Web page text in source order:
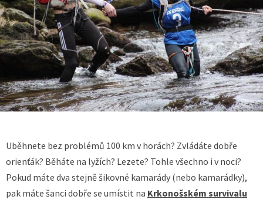
Uběhnete bez problémů 100 km v horách? Zvládáte dobře
orienťák? Běháte na lyžích? Lezete? Tohle všechno i v noci?
Pokud máte dva stejně šikovné kamarády (nebo kamarádky),
pak máte šanci dobře se umístit na Krkonošském survivalu